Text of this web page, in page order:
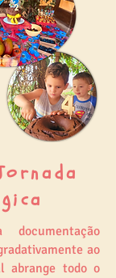
ao
abrange todo o